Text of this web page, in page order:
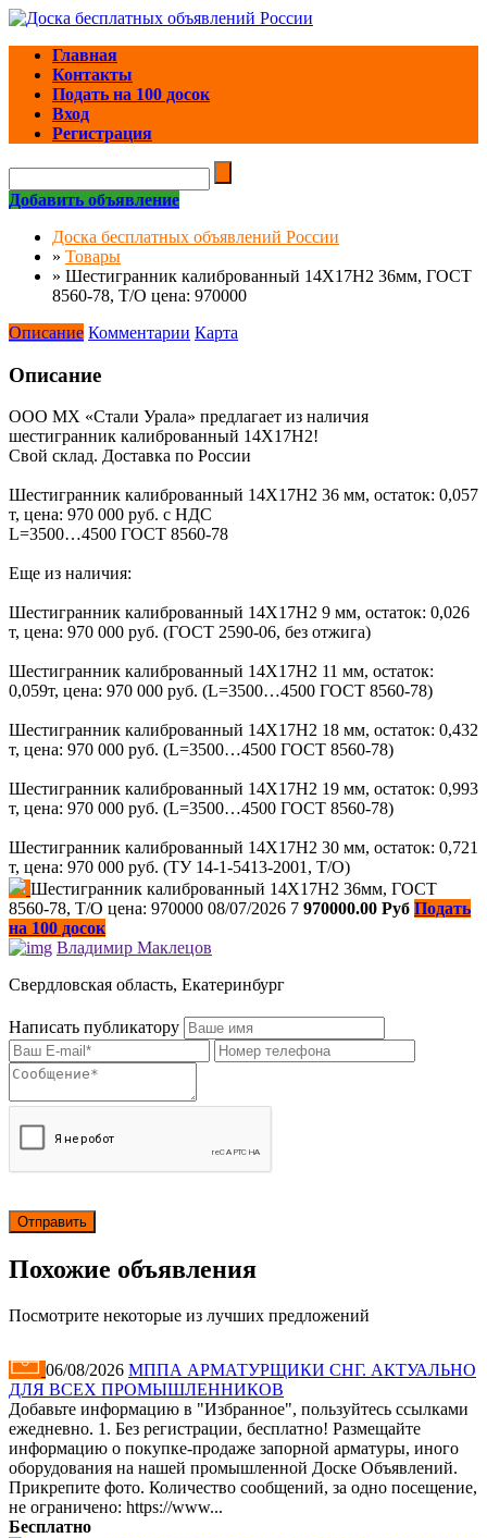
Главная
Контакты
Подать на 100 досок
Вход
Регистрация
Добавить объявление
Доска бесплатных объявлений России
» Товары
» Шестигранник калиброванный 14Х17Н2 36мм, ГОСТ
8560-78, Т/О цена: 970000
Описание Комментарии Карта
Описание
ООО МХ «Стали Урала» предлагает из наличия
шестигранник калиброванный 14Х17Н2!
Свой склад. Доставка по России
Шестигранник калиброванный 14Х17Н2 36 мм, остаток: 0,057
т, цена: 970 000 руб. с НДС
L=3500…4500 ГОСТ 8560-78
Еще из наличия:
Шестигранник калиброванный 14Х17Н2 9 мм, остаток: 0,026
т, цена: 970 000 руб. (ГОСТ 2590-06, без отжига)
Шестигранник калиброванный 14Х17Н2 11 мм, остаток:
0,059т, цена: 970 000 руб. (L=3500…4500 ГОСТ 8560-78)
Шестигранник калиброванный 14Х17Н2 18 мм, остаток: 0,432
т, цена: 970 000 руб. (L=3500…4500 ГОСТ 8560-78)
Шестигранник калиброванный 14Х17Н2 19 мм, остаток: 0,993
т, цена: 970 000 руб. (L=3500…4500 ГОСТ 8560-78)
Шестигранник калиброванный 14Х17Н2 30 мм, остаток: 0,721
т, цена: 970 000 руб. (ТУ 14-1-5413-2001, Т/О)
Шестигранник калиброванный 14Х17Н2 36мм, ГОСТ
8560-78, Т/О цена: 970000 08/07/2026 7 970000.00 Руб Подать
на 100 досок
Владимир Маклецов
Свердловская область, Екатеринбург
Написать публикатору
Похожие объявления
Посмотрите некоторые из лучших предложений
06/08/2026 МППА АРМАТУРЩИКИ СНГ. АКТУАЛЬНО
ДЛЯ ВСЕХ ПРОМЫШЛЕННИКОВ
Добавьте информацию в "Избранное", пользуйтесь ссылками
ежедневно. 1. Без регистрации, бесплатно! Размещайте
информацию о покупке-продаже запорной арматуры, иного
оборудования на нашей промышленной Доске Объявлений.
Прикрепите фото. Количество сообщений, за одно посещение,
не ограничено: https://www...
Бесплатно